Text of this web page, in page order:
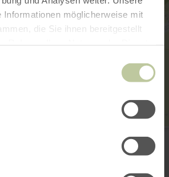
Informationen möglicherweise mit
die Sie ihnen bereitgestellt